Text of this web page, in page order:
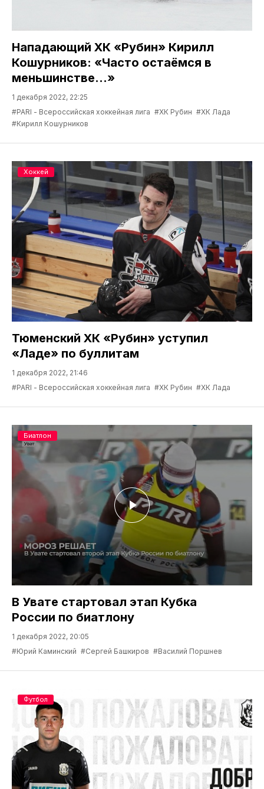
Нападающий ХК «Рубин» Кирилл
Кошурников: «Часто остаёмся в
меньшинстве…»
1 декабря 2022, 22:25
#PARI - Всероссийская хоккейная лига #ХК Рубин #ХК Лада
#Кирилл Кошурников
Тюменский ХК «Рубин» уступил
«Ладе» по буллитам
1 декабря 2022, 21:46
#PARI - Всероссийская хоккейная лига #ХК Рубин #ХК Лада
Хоккей
В Увате стартовал этап Кубка
России по биатлону
1 декабря 2022, 20:05
#Юрий Каминский #Сергей Башкиров #Василий Поршнев
Биатлон
Футбол